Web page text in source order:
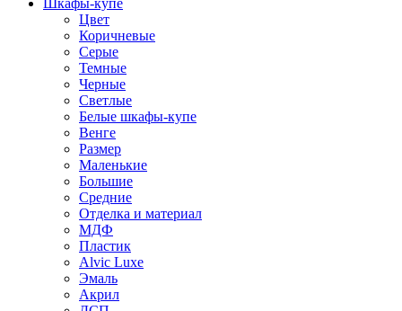
Шкафы-купе
Цвет
Коричневые
Серые
Темные
Черные
Светлые
Белые шкафы-купе
Венге
Размер
Маленькие
Большие
Средние
Отделка и материал
МДФ
Пластик
Alvic Luxe
Эмаль
Акрил